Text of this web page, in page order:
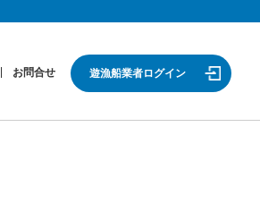
お問合せ 遊漁船業者ログイン